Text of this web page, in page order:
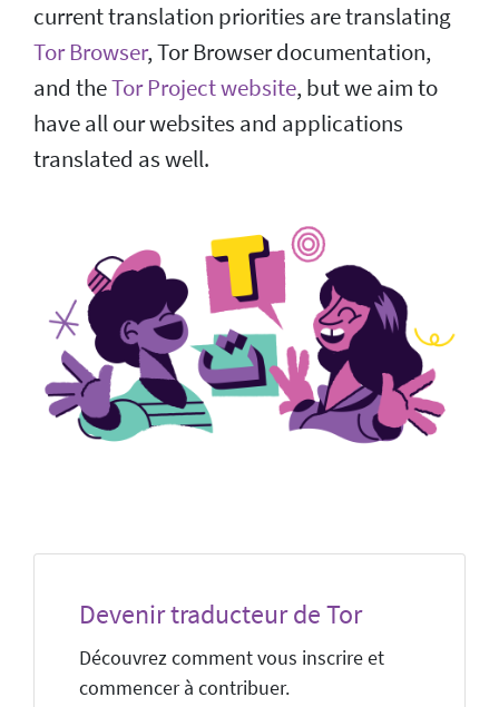
current translation priorities are translating
Tor Browser, Tor Browser documentation,
and theTor Project website, but we aim to
have all our websites and applications
translated as well.
Devenir traducteur de Tor
Découvrez comment vous inscrire et
commencer à contribuer.